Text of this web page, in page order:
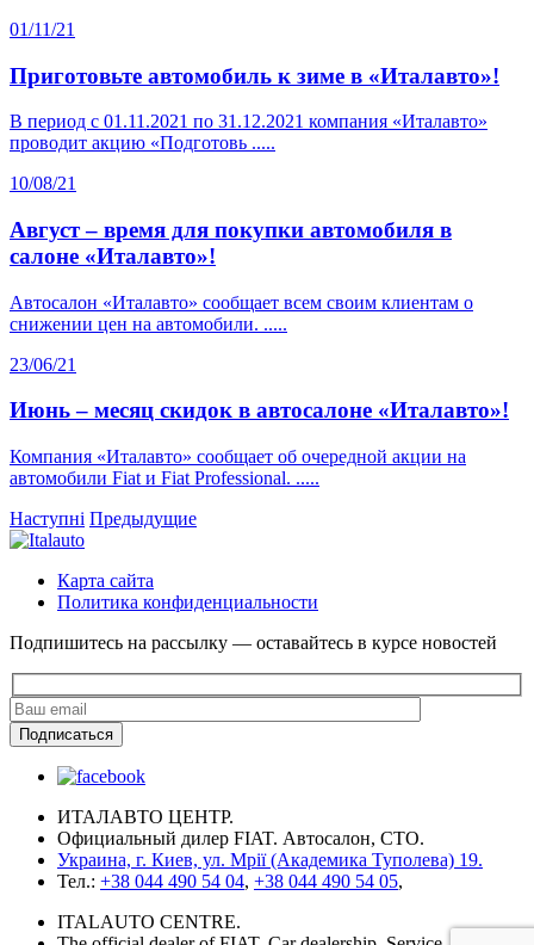
01/11/21
Приготовьте автомобиль к зиме в «Италавто»!
В период с 01.11.2021 по 31.12.2021 компания «Италавто»
проводит акцию «Подготовь .....
10/08/21
Август – время для покупки автомобиля в
салоне «Италавто»!
Автосалон «Италавто» сообщает всем своим клиентам о
снижении цен на автомобили. .....
23/06/21
Июнь – месяц скидок в автосалоне «Италавто»!
Компания «Италавто» сообщает об очередной акции на
автомобили Fiat и Fiat Professional. .....
Наступні Предыдущие
Карта сайта
Политика конфиденциальности
Подпишитесь на рассылку — оставайтесь в курсе новостей
ИТАЛАВТО ЦЕНТР.
Официальный дилер FIAT. Автосалон, СТО.
Украина, г. Киев, ул. Мрії (Академика Туполева) 19.
Тел.: +38 044 490 54 04, +38 044 490 54 05,
ITALAUTO CENTRE.